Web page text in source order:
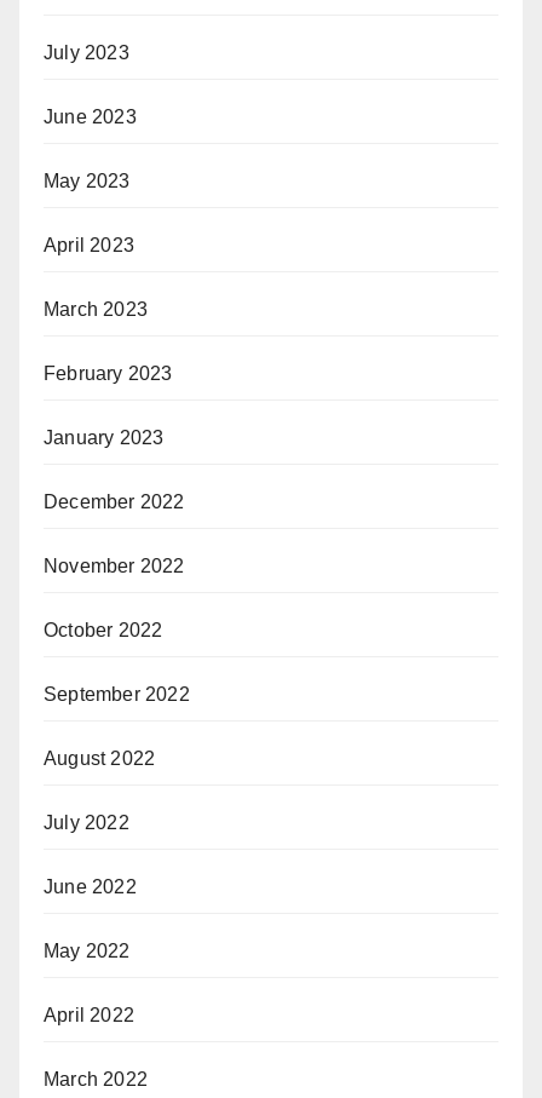
July 2023
June 2023
May 2023
April 2023
March 2023
February 2023
January 2023
December 2022
November 2022
October 2022
September 2022
August 2022
July 2022
June 2022
May 2022
April 2022
March 2022